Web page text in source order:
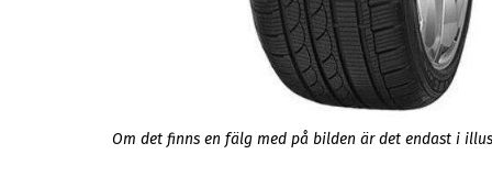
Om det finns en fälg med på bilden är det endast i